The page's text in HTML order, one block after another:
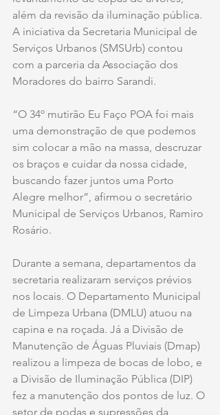
além da revisão da iluminação pública.
A iniciativa da Secretaria Municipal de
Serviços Urbanos (SMSUrb) contou
com a parceria da Associação dos
Moradores do bairro Sarandi.
“O 34º mutirão Eu Faço POA foi mais
uma demonstração de que podemos
sim colocar a mão na massa, descruzar
os braços e cuidar da nossa cidade,
buscando fazer juntos uma Porto
Alegre melhor”, afirmou o secretário
Municipal de Serviços Urbanos, Ramiro
Rosário.
Durante a semana, departamentos da
secretaria realizaram serviços prévios
nos locais. O Departamento Municipal
de Limpeza Urbana (DMLU) atuou na
capina e na roçada. Já a Divisão de
Manutenção de Águas Pluviais (Dmap)
realizou a limpeza de bocas de lobo, e
a Divisão de Iluminação Pública (DIP)
fez a manutenção dos pontos de luz. O
setor de podas e supressões da